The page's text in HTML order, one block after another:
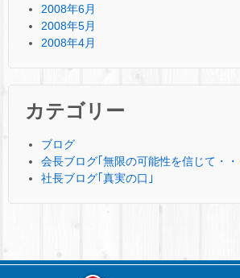
2008年6月
2008年5月
2008年4月
カテゴリー
ブログ
会長ブログ｢無限の可能性を信じて・・
社長ブログ｢真実の口｣